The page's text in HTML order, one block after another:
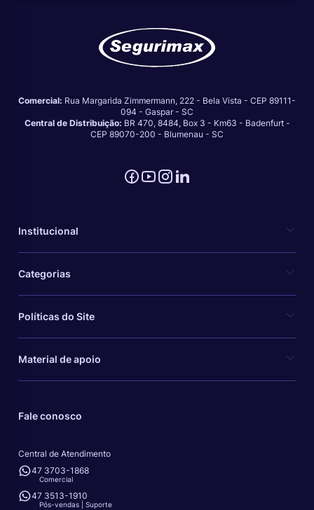
Comercial: Rua Margarida Zimmermann, 222 - Bela Vista - CEP 89111-
094 - Gaspar - SC
Central de Distribuição: BR 470, 8484, Box 3 - Km63 - Badenfurt -
CEP 89070-200 - Blumenau - SC
Institucional
Categorias
Políticas do Site
Material de apoio
Fale conosco
Central de Atendimento
47 3703-1868
Comercial
47 3513-1910
Pós-vendas | Suporte